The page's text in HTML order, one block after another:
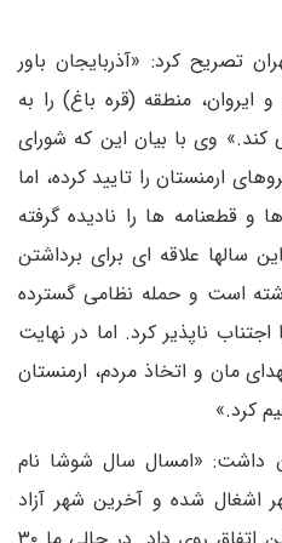
تصریح کرد: «آذربایجان باور
ایروان، منطقه (قره باغ) را به
وی با بیان این که شورای
ارمنستان را تایید کرده، اما
و قطعنامه ها را نادیده گرفته
سالها علاقه ای برای برداشتن
است و حمله نظامی گسترده
در ۲۰۲۰ جنگ را اجتناب ناپذیر کرد. اما در نهایت
مان و اتخاذ مردم، ارمنستان
کرد.»
داشت: «امسال سال شوشا نام
اشغال شده و آخرین شهر آزاد